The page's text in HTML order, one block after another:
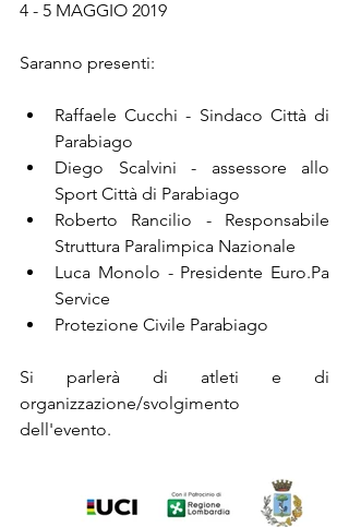
4 - 5 MAGGIO 2019
Saranno presenti:
Raffaele Cucchi - Sindaco Città di
Parabiago
Diego Scalvini - assessore allo
Sport Città di Parabiago
Roberto Rancilio - Responsabile
Struttura Paralimpica Nazionale
Luca Monolo - Presidente Euro.Pa
Service
Protezione Civile Parabiago
Si parlerà di atleti e di
organizzazione/svolgimento
dell'evento.